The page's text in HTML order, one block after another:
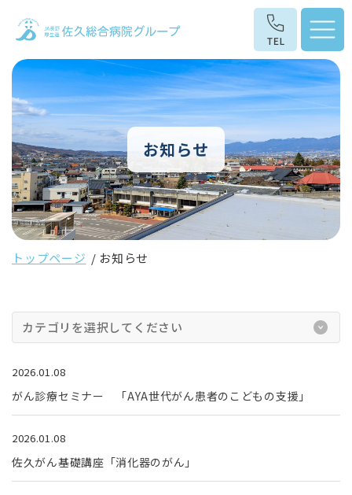
お知らせ
トップページ お知らせ
カテゴリを選択してください
2026.01.08
がん診療セミナー 「AYA世代がん患者のこどもの支援」
2026.01.08
佐久がん基礎講座「消化器のがん」